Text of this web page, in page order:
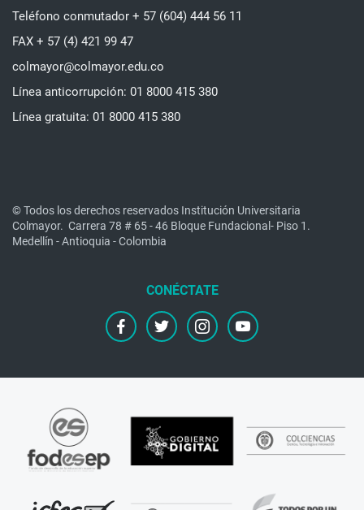
Teléfono conmutador + 57 (604) 444 56 11
FAX + 57 (4) 421 99 47
colmayor@colmayor.edu.co
Línea anticorrupción: 01 8000 415 380
Línea gratuita: 01 8000 415 380
© Todos los derechos reservados Institución Universitaria
Colmayor. Carrera 78 # 65 - 46 Bloque Fundacional- Piso 1.
Medellín - Antioquia - Colombia
facebooktwitter instagramyoutube